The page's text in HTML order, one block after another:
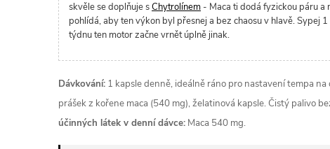
skvěle se doplňuje sChytrolínem - Maca ti dodá fyzickou páru a
pohlídá, aby ten výkon byl přesnej a bez chaosu v hlavě. Sypej
týdnu ten motor začne vrnět úplně jinak.
Dávkování: 1 kapsle denně, ideálně ráno pro nastavení tempa na
prášek z kořene maca (540 mg), želatinová kapsle. Čistý palivo
účinných látek v denní dávce: Maca 540 mg.